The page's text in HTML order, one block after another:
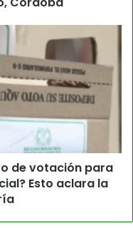
de votación para
Esto aclara la